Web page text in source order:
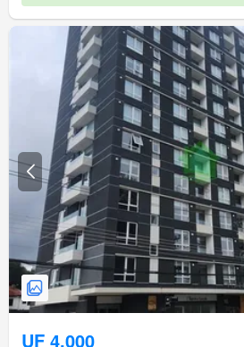
UF 4.000